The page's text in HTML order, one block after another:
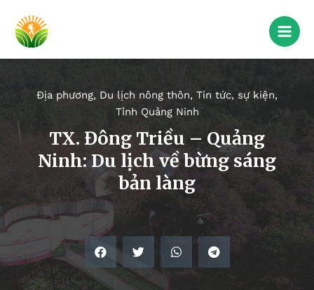
Địa phương, Du lịch nông thôn, Tin tức, sự kiện,
Tỉnh Quảng Ninh
TX. Đông Triều – Quảng
Ninh: Du lịch về bừng sáng
bản làng